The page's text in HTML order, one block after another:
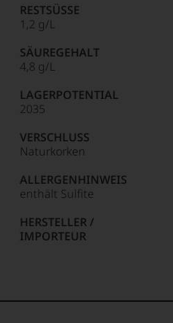
RESTSÜSSE
1,2 g/L
SÄUREGEHALT
4,8 g/L
LAGERPOTENTIAL
2035
VERSCHLUSS
Naturkorken
ALLERGENHINWEIS
enthält Sulfite
HERSTELLER /
IMPORTEUR
España